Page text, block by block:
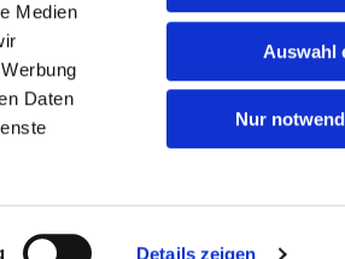
Medien
Daten
Details zeigen
Auswahl
Nur